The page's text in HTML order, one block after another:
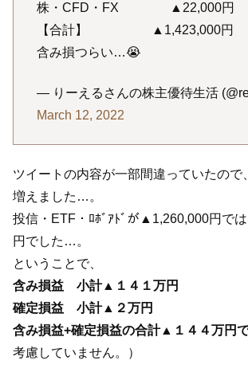
株・CFD・FX ▲22,000円
【合計】 ▲1,423,000円
含み損つらい…😭
— りーえるさんの株主優待生活
March 12, 2022
ツイートの内容が一部間違っていたので
増えました…。
投信・ETF・ﾛﾎﾞｱﾄﾞが▲1,260,000円で
円でした…。
ということで、
含み損益 小計▲１４１万円
確定損益 小計▲２万円
含み損益+確定損益の合計▲１４４万円で
考慮していません。）